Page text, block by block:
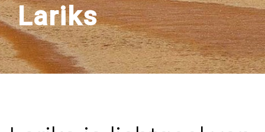
Lariks